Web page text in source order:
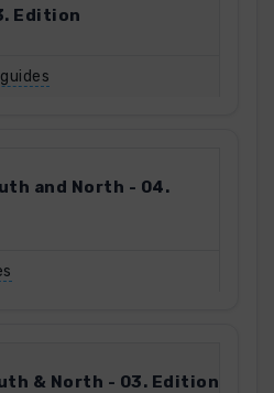
Edition
and North - 04.
& North - 03. Edition